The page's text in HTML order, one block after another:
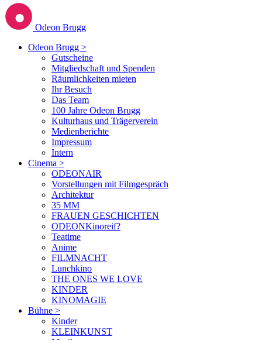
Odeon Brugg
Odeon Brugg >
Gutscheine
Mitgliedschaft und Spenden
Räumlichkeiten mieten
Ihr Besuch
Das Team
100 Jahre Odeon Brugg
Kulturhaus und Trägerverein
Medienberichte
Impressum
Intern
Cinema >
ODEONAIR
Vorstellungen mit Filmgespräch
Architektur
35 MM
FRAUEN GESCHICHTEN
ODEONKinoreif?
Teatime
Anime
FILMNACHT
Lunchkino
THE ONES WE LOVE
KINDER
KINOMAGIE
Bühne >
Kinder
KLEINKUNST